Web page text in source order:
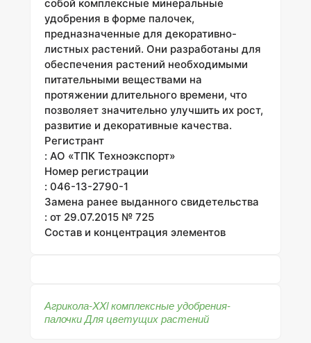
собой комплексные минеральные
удобрения в форме палочек,
предназначенные для декоративно-
листных растений. Они разработаны для
обеспечения растений необходимыми
питательными веществами на
протяжении длительного времени, что
позволяет значительно улучшить их рост,
развитие и декоративные качества.
Регистрант
: АО «ТПК Техноэкспорт»
Номер регистрации
: 046-13-2790-1
Замена ранее выданного свидетельства
: от 29.07.2015 № 725
Состав и концентрация элементов
Агрикола-XXl комплексные удобрения-
палочки Для цветущих растений